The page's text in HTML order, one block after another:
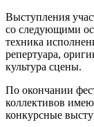
Выступления
со следующими
техника
репертуара,
культура сцены.
По окончании
коллективов
конкурсные